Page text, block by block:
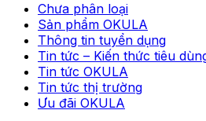
Chưa phân loại
Sản phẩm OKULA
Thông tin tuyển dụng
Tin tức – Kiến thức tiêu
Tin tức OKULA
Tin tức thị trường
Ưu đãi OKULA